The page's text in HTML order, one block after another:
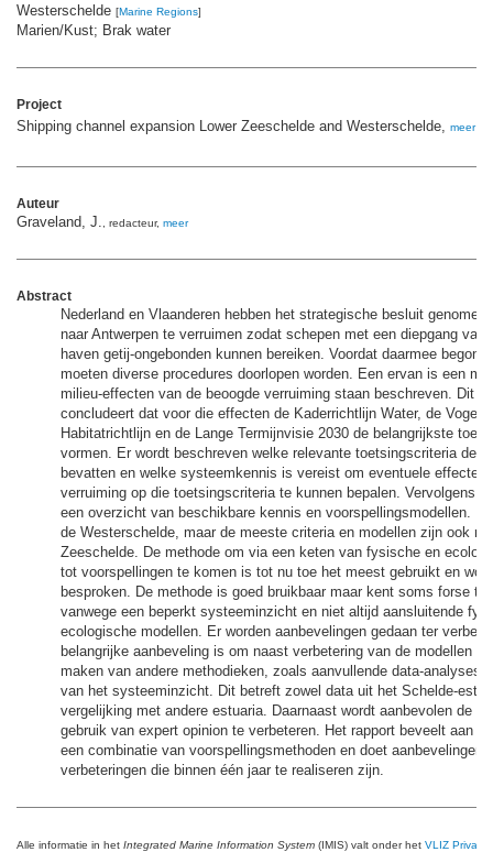
Westerschelde [Marine Regions]
Marien/Kust; Brak water
Project
Shipping channel expansion Lower Zeeschelde and Westerschelde, meer
Auteur
Graveland, J. , redacteur, meer
Abstract
Nederland en Vlaanderen hebben het strategische besluit genomen
naar Antwerpen te verruimen zodat schepen met een diepgang van
haven getij-ongebonden kunnen bereiken. Voordat daarmee
moeten diverse procedures doorlopen worden. Een ervan is een
milieu-effecten van de beoogde verruiming staan beschreven. Dit
concludeert dat voor die effecten de Kaderrichtlijn Water, de Vogel-
Habitatrichtlijn en de Lange Termijnvisie 2030 de belangrijkste
vormen. Er wordt beschreven welke relevante toetsingscriteria
bevatten en welke systeemkennis is vereist om eventuele effecten
verruiming op die toetsingscriteria te kunnen bepalen. Vervolgens
een overzicht van beschikbare kennis en voorspellingsmodellen.
de Westerschelde, maar de meeste criteria en modellen zijn ook
Zeeschelde. De methode om via een keten van fysische en
tot voorspellingen te komen is tot nu toe het meest gebruikt en
besproken. De methode is goed bruikbaar maar kent soms forse
vanwege een beperkt systeeminzicht en niet altijd aansluitende
ecologische modellen. Er worden aanbevelingen gedaan ter
belangrijke aanbeveling is om naast verbetering van de modellen
maken van andere methodieken, zoals aanvullende data-analyses
van het systeeminzicht. Dit betreft zowel data uit het Schelde-
vergelijking met andere estuaria. Daarnaast wordt aanbevolen de
gebruik van expert opinion te verbeteren. Het rapport beveelt aan
een combinatie van voorspellingsmethoden en doet aanbevelingen
verbeteringen die binnen één jaar te realiseren zijn.
Alle informatie in het Integrated Marine Information System (IMIS) valt onder het VLIZ Privacy